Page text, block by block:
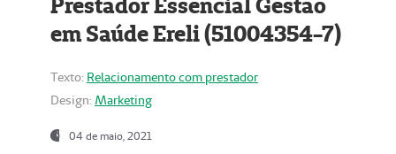
em Saúde Ereli (51004354-7)
Texto: Relacionamento com prestador
Design: Marketing
04 de maio, 2021